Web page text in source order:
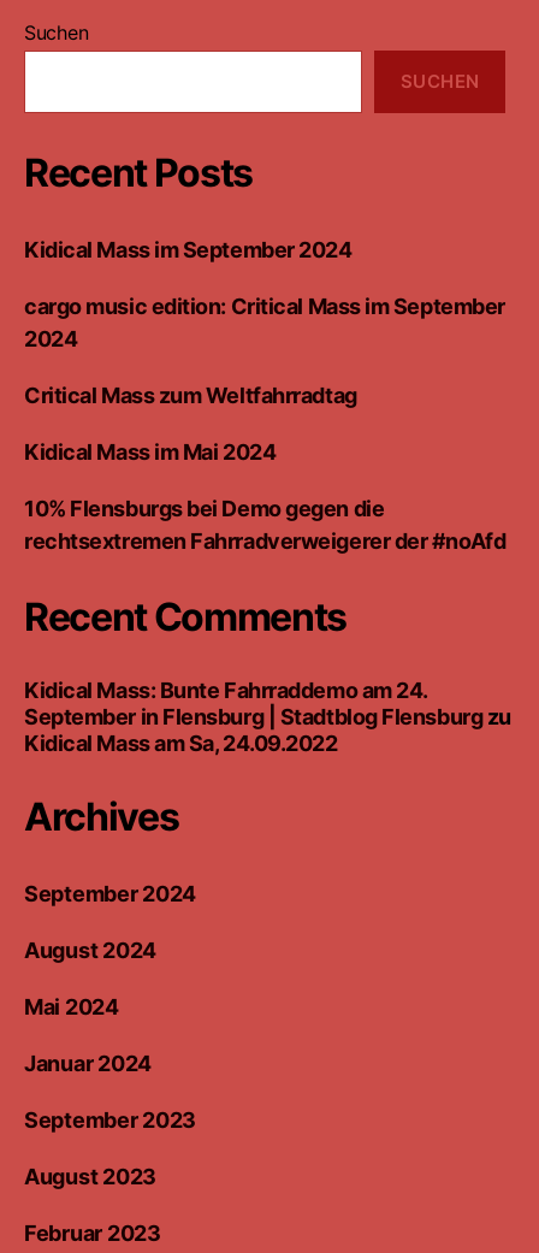
Suchen
SUCHEN
Recent Posts
Kidical Mass im September 2024
cargo music edition: Critical Mass im September
2024
Critical Mass zum Weltfahrradtag
Kidical Mass im Mai 2024
10% Flensburgs bei Demo gegen die
rechtsextremen Fahrradverweigerer der #noAfd
Recent Comments
Kidical Mass: Bunte Fahrraddemo am 24.
September in Flensburg | Stadtblog Flensburgzu
Kidical Mass am Sa, 24.09.2022
Archives
September 2024
August 2024
Mai 2024
Januar 2024
September 2023
August 2023
Februar 2023